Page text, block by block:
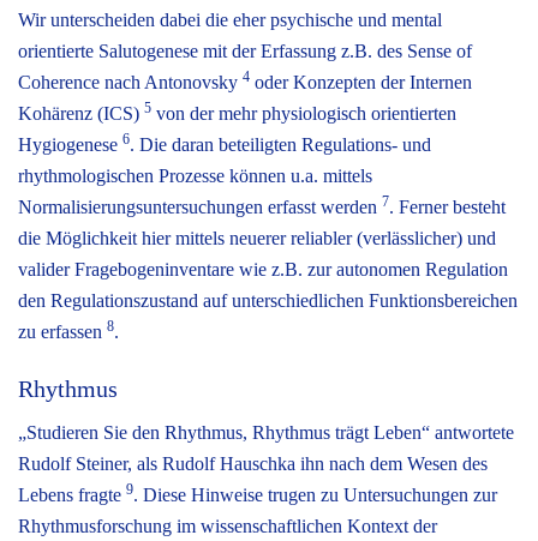
Wir unterscheiden dabei die eher psychische und mental
orientierte Salutogenese mit der Erfassung z.B. des Sense of
Coherence nach Antonovsky 4 oder Konzepten der Internen
Kohärenz (ICS) 5 von der mehr physiologisch orientierten
Hygiogenese 6. Die daran beteiligten Regulations- und
rhythmologischen Prozesse können u.a. mittels
Normalisierungsuntersuchungen erfasst werden 7. Ferner besteht
die Möglichkeit hier mittels neuerer reliabler (verlässlicher) und
valider Fragebogeninventare wie z.B. zur autonomen Regulation
den Regulationszustand auf unterschiedlichen Funktionsbereichen
zu erfassen 8.
Rhythmus
„Studieren Sie den Rhythmus, Rhythmus trägt Leben“ antwortete
Rudolf Steiner, als Rudolf Hauschka ihn nach dem Wesen des
Lebens fragte 9. Diese Hinweise trugen zu Untersuchungen zur
Rhythmusforschung im wissenschaftlichen Kontext der